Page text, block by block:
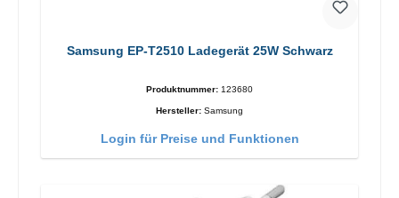
Samsung EP-T2510 Ladegerät 25W Schwarz
Produktnummer: 123680
Hersteller: Samsung
Login für Preise und Funktionen